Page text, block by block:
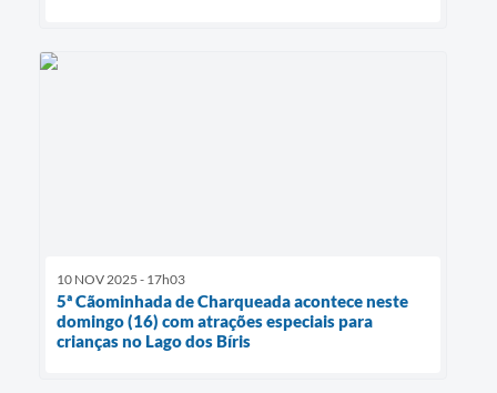
10 NOV 2025 - 17h03
5ª Cãominhada de Charqueada acontece neste
domingo (16) com atrações especiais para
crianças no Lago dos Bíris